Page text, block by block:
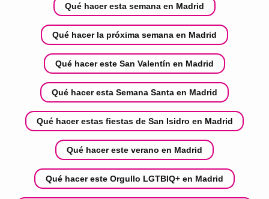
Qué hacer esta semana en Madrid
Qué hacer la próxima semana en Madrid
Qué hacer este San Valentín en Madrid
Qué hacer esta Semana Santa en Madrid
Qué hacer estas fiestas de San Isidro en Madrid
Qué hacer este verano en Madrid
Qué hacer este Orgullo LGTBIQ+ en Madrid